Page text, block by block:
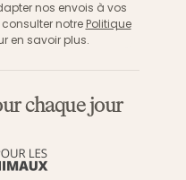
nos envois à vos
notre Politique
en savoir plus.
chaque jour